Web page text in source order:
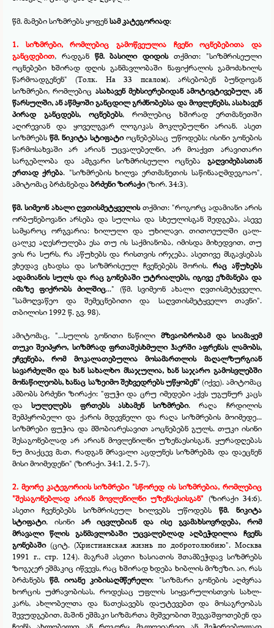
წმ. მამები სიზმრებს ყოფენსამ კატეგორიად:
1. სიზმრები, რომლებიც გამოწვეულია ჩვენი ოცნებებითა და
განცდებით, რადგან წმ. ბასილი დიდის თქმით: "სიზმრისეული
ოცნებები ხშირად დღის განმავლობაში ნაფიქრალის გამოძახილს
წარმოადგენენ" (Толк. На 33 псалом). არსებობენ ბუნდოვან
სიზმრები, რომლებიც ასახავენ მეხსიერებიდან ამოტივტივებულ, ან
წარსულში, ან აწმყოში განცდილ გრძნობებსა და მოვლენებს, ასახავენ
პირად განცდებს, ოცნებებს, რომლებიც ხშირად ერთმანეთში
აღირევიან და ყოველგვარ ლოგიკას მოკლებულნი არიან. ასეთ
სიზმრებს წმ. ნიკიტა სტიფატი ოცნებებსაც უწოდებს; ისინი გონების
წარმოსახვაში არ არიან უცვალებელნი, არ მოაქვთ არავითარი
სარგებლობა და ამგვარი სიზმრისეული ოცნება
გაღვიძებასთან
ერთად ქრება. "სიზმრების ხილვა ერთმანეთის საწინააღმდეგოაო",
ამიტომაც ბრძანებდა ბრძენი ზირაქი(ზირ. 34:3).
წმ. სიმეონ ახალი ღვთისმეტყველის თქმით: "როგორც ადამიანი არის
ორბუნებოვანი არსება და სულისა და სხეულისგან შედგება, ასევე
სამყაროც ორგვარია: ხილული და უხილავი. თითოეულში ცალ-
ცალკე აღესრულება ესა თუ ის საქმიანობა, იმისდა მიხედვით, თუ
ვის რა სურს, რა აწუხებს და რისთვის ირჯება. ასეთივე მსგავსებას
ვხედავ ცხადსა და სიზმრისეულ ჩვენებებს შორის. რაც აწუხებს
ადამიანის სულს და რაც გონებაში უტრიალებს, იგივე ეზმანება და
იმაზე ფიქრობს ძილშიც..." (წმ. სვიმეონ ახალი ღვთისმეტყველი.
"სამოღვაწეო და შემეცნებითი და საღვთისმეტყველო თავნი".
თბილისი 1992 წ. გვ. 98).
ამიტომაც, "...სულის გონითი ნაწილი მზვაობრობამ და სიამაყემ
თუკი შეიპყრო, სიზმრად ფრთაშესხმული ჰაერში აფრენას ლამობს,
ეჩვენება, რომ მოკალათებულია მოსამართლის მაღალზურგიან
სავარძელში და ხან სახალხო მსაჯულია, ხან საჯარო გამოსვლებში
მონაწილეობს, ხანაც საზეიმო შეხვედრებს უწყობენ" (იქვე). ამიტომაც
ამბობს ბრძენი ზირაქი: "ფუჭი და ცრუ იმედები აქვს უგუნურ კაცს
და
სულელებს ფრთებს ასხამენ სიზმრები. რაღა ჩრდილის
შემპყრობელი და ქარის მდევნელი და რაღა სიზმრების მოიმედე...
სიზმრები ფუჭია და მშობიარესავით აოცნებებნ გულს. თუკი ისინი
შესაგონებლად არ არიან მოვლენილნი უზენაესისგან, ყურადღებას
ნუ მიაქცევ მათ, რადგან მრავალი აცდუნეს სიზმრებმა და დაეცნენ
მისი მოიმედენი" (ზირაქი. 34:1, 2, 5-7).
2. მეორე კატეგორიის სიზმრები "სწორედ ის სიზმრებია, რომლებიც
"შესაგონებლად არიან მოვლენილნი უზენაესისგან" (ზირაქი 34:6).
ასეთი ჩვენებებს სიზმრისეულ ხილვებს უწოდებს
წმ. ნიკიტა
სტიფატი, ისინი
არ იცვლებიან და ისე გვამახსოვრდება, რომ
მრავალი წლის განმავლობაში უცვალებლად აღბეჭდილია ჩვენს
გონებაში (ციტ. (Христианская жизнь по добротолюбию". Москва
1991 г., стр. 124). მაგრამ ასეთი ხასიათის შთამბეჭდავ სიზმრებს
ზოგჯერ ეშმაკიც იწვევს, რაც ხშირად ხდება ხიბლის მიზეზი. აი, რას
ბრძანებს წმ. იოანე კიბისაღმწერელი: "სიზმარი გონების აღძვრაა
ხორცის უძრავობისას, როდესაც უფლის სიყვარულისთვის სახლ-
კარს, ახლობელთა და ნათესავებს დაუტევებთ და მოსაგრეობას
შევუდგებით, მაშინ ეშმაკი სიზმართა მეშვეობით შეგვაშფოთებენ და